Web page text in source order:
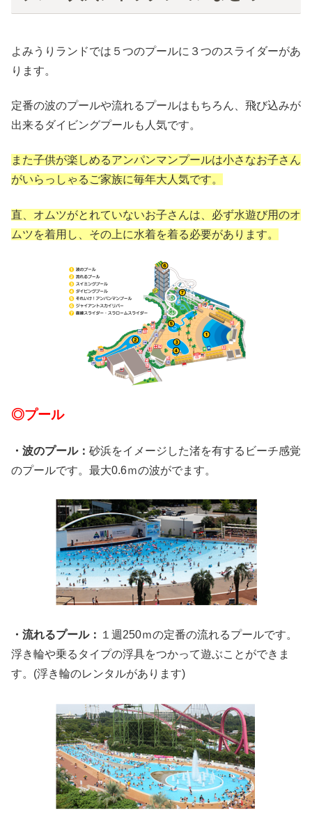
よみうりランドでは５つのプールに３つのスライダーがあ
ります。
定番の波のプールや流れるプールはもちろん、飛び込みが
出来るダイビングプールも人気です。
また子供が楽しめるアンパンマンプールは小さなお子さん
がいらっしゃるご家族に毎年大人気です。
直、オムツがとれていないお子さんは、必ず水遊び用のオ
ムツを着用し、その上に水着を着る必要があります。
◎プール
・波のプール： 砂浜をイメージした渚を有するビーチ感覚
のプールです。最大0.6ｍの波がでます。
・流れるプール： １週250ｍの定番の流れるプールです。
浮き輪や乗るタイプの浮具をつかって遊ぶことができま
す。(浮き輪のレンタルがあります)